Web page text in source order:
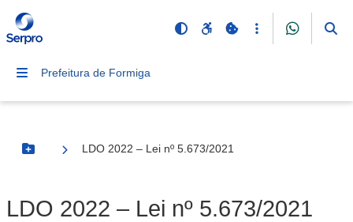
Prefeitura de Formiga
Botão Menu
LDO 2022 – Lei nº 5.673/2021
LDO 2022 – Lei nº 5.673/2021